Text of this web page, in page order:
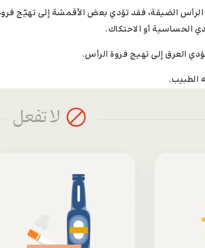
الرأس الضيقة، فقد تؤدي بعض الأقمشة إلى
الحساسية أو الاحتكاك.
العرق إلى تهيج فروة الرأس.
الطبيب.